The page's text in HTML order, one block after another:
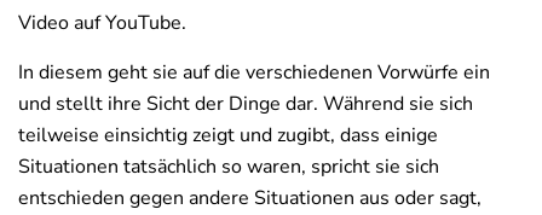
Video auf YouTube.
In diesem geht sie auf die verschiedenen Vorwürfe ein
und stellt ihre Sicht der Dinge dar. Während sie sich
teilweise einsichtig zeigt und zugibt, dass einige
Situationen tatsächlich so waren, spricht sie sich
entschieden gegen andere Situationen aus oder sagt,